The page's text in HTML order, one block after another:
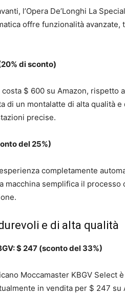
l’Opera De’Longhi La
offre funzionalità
di sconto)
$ 600 su Amazon, rispetto
di un montalatte di alta qualità
precise.
del 25%)
completamente
macchina semplifica il processo
e di alta qualità
$ 247 (sconto del 33%)
Moccamaster KBGV Select
in vendita per $ 247